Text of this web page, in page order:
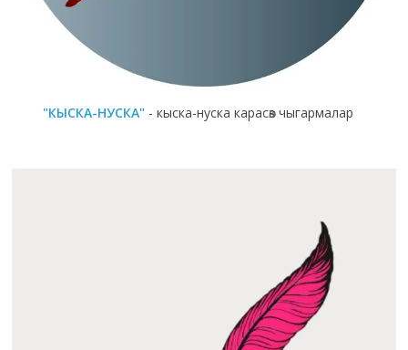
"КЫСКА-НУСКА" - кыска-нуска карасөз чыгармалар